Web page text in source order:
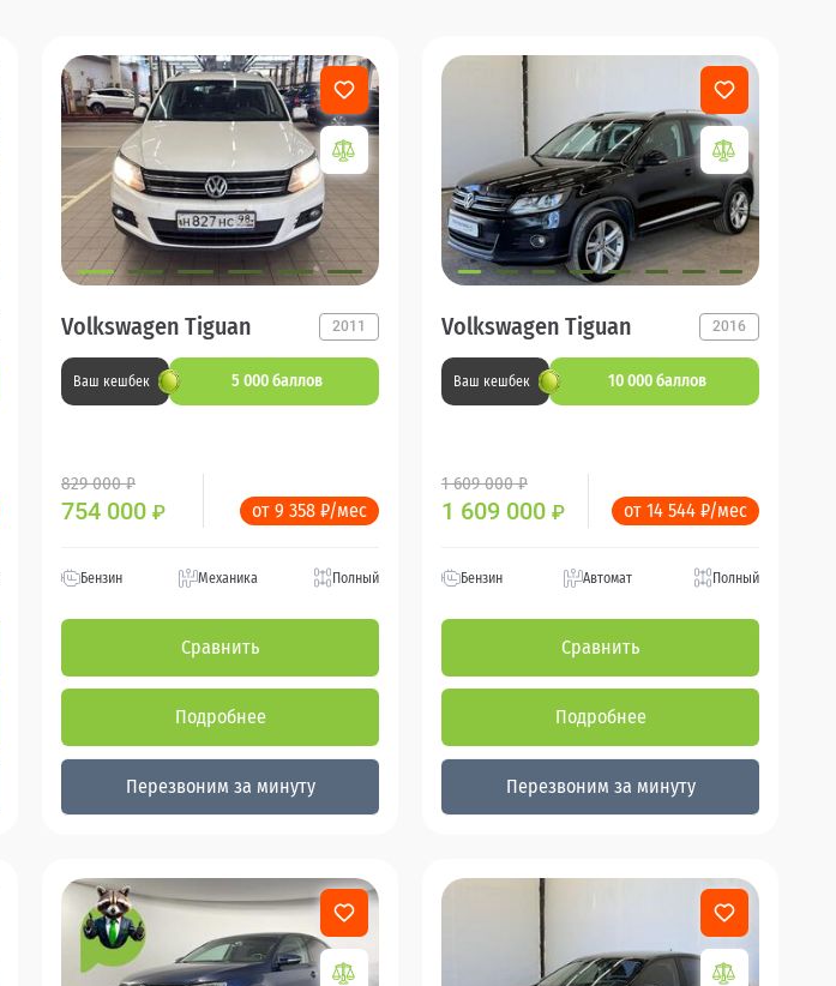
Volkswagen Tiguan 2011
Ваш кешбек 5 000 баллов
829 000 ₽
754 000 ₽ от 9 358 ₽/мес
Бензин Механика Полный
Сравнить
Подробнее
Перезвоним за минуту
Volkswagen Tiguan 2016
Ваш кешбек 10 000 баллов
1 609 000 ₽
1 609 000 ₽ от 14 544 ₽/мес
Бензин Автомат Полный
Сравнить
Подробнее
Перезвоним за минуту